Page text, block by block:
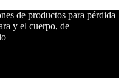
de productos para pérdida
y el cuerpo, de